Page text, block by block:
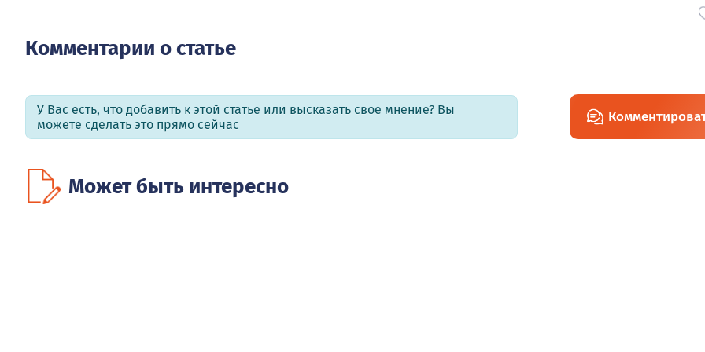
Комментарии о статье
У Вас есть, что добавить к этой статье или высказать свое мнение? Вы
можете сделать это прямо сейчас
Может быть интересно